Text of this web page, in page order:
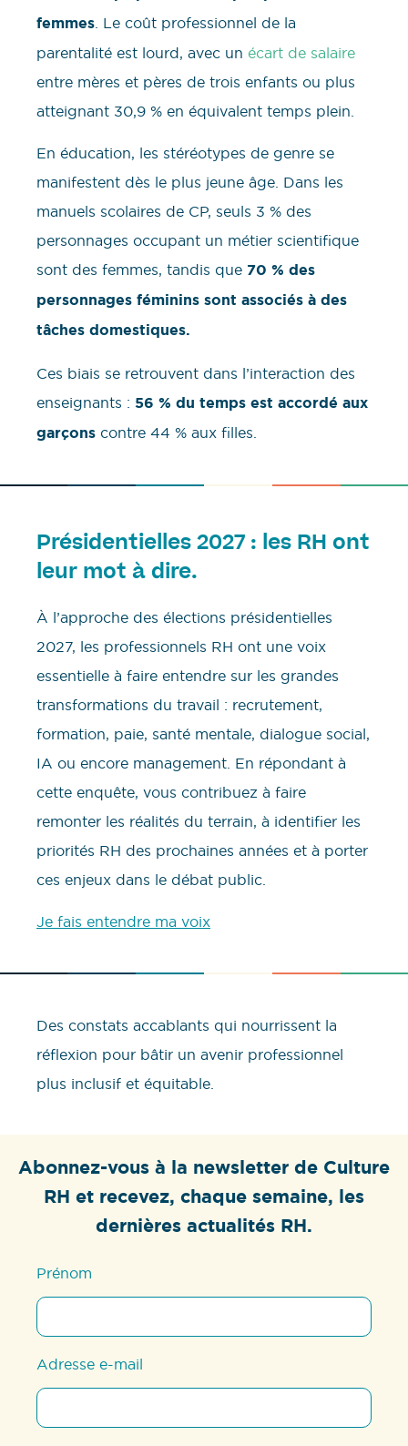
femmes . Le coût professionnel de la
parentalité est lourd, avec un écart de salaire
entre mères et pères de trois enfants ou plus
atteignant 30,9 % en équivalent temps plein.
En éducation, les stéréotypes de genre se
manifestent dès le plus jeune âge. Dans les
manuels scolaires de CP, seuls 3 % des
personnages occupant un métier scientifique
sont des femmes, tandis que 70 % des
personnages féminins sont associés à des
tâches domestiques.
Ces biais se retrouvent dans l’interaction des
enseignants : 56 % du temps est accordé aux
garçons contre 44 % aux filles.
Présidentielles 2027 : les RH ont
leur mot à dire.
À l’approche des élections présidentielles
2027, les professionnels RH ont une voix
essentielle à faire entendre sur les grandes
transformations du travail : recrutement,
formation, paie, santé mentale, dialogue social,
IA ou encore management. En répondant à
cette enquête, vous contribuez à faire
remonter les réalités du terrain, à identifier les
priorités RH des prochaines années et à porter
ces enjeux dans le débat public.
Je fais entendre ma voix
Des constats accablants qui nourrissent la
réflexion pour bâtir un avenir professionnel
plus inclusif et équitable.
Abonnez-vous à la newsletter de Culture
RH et recevez, chaque semaine, les
dernières actualités RH.
Prénom
Adresse e-mail